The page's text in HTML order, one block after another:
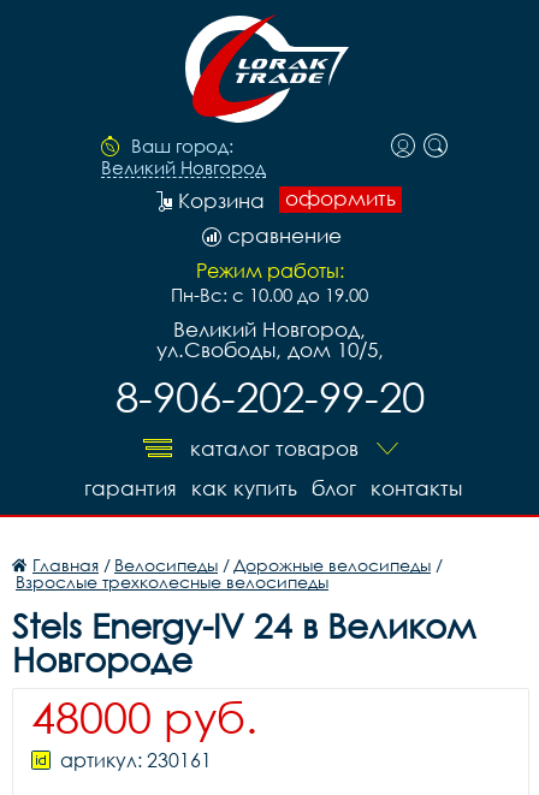
Ваш город:
Великий Новгород
оформить
Корзина
сравнение
Режим работы:
Пн-Вс: с 10.00 до 19.00
Великий Новгород,
ул.Свободы, дом 10/5,
8-906-202-99-20
каталог товаров
контакты
блог
как купить
гарантия
Главная / Велосипеды / Дорожные велосипеды /
Взрослые трехколесные велосипеды
Stels Energy-IV 24 в Великом
Новгороде
48000 руб.
артикул: 230161